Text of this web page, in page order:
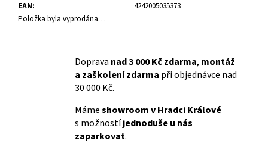
EAN:
4242005035373
Položka byla vyprodána…
Doprava nad 3 000 Kč zdarma, montáž
a zaškolení zdarma při objednávce nad
30 000 Kč.
Mámeshowroom v Hradci Králové
s možnostíjednoduše u nás
zaparkovat.
e